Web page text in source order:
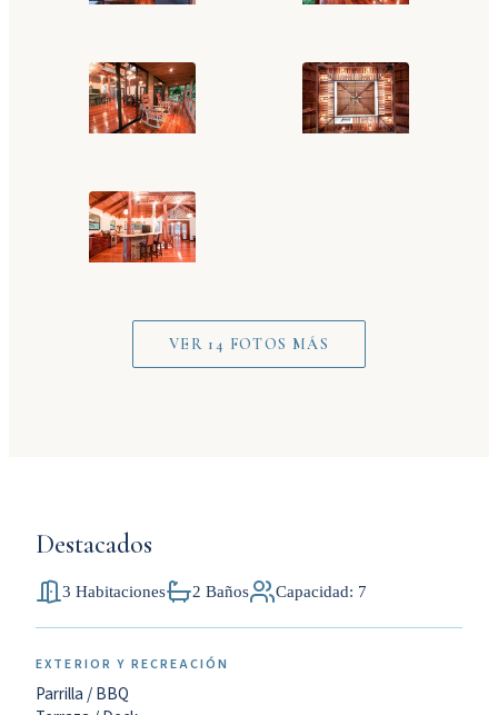
VER 14 FOTOS MÁS
Destacados
3 Habitaciones 2 Baños Capacidad: 7
EXTERIOR Y RECREACIÓN
Parrilla / BBQ